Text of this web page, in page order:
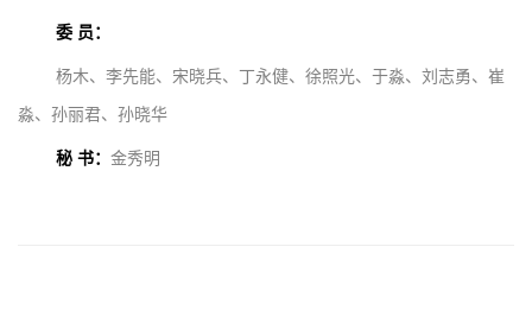
委 员：
杨木、李先能、宋晓兵、丁永健、徐照光、于淼、 刘志勇、崔
淼、孙丽君、孙晓华
秘 书： 金秀明